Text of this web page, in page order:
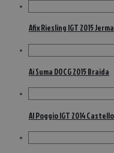
Afix Riesling IGT 2015
Ai Suma DOCG 2015 Braida
Al Poggio IGT 2014